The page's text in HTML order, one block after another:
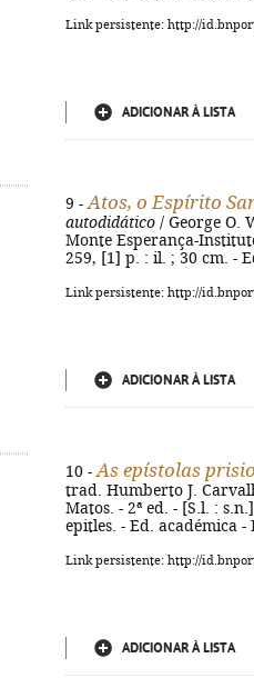
Link persistente: http://
ADICIONAR À LISTA
9 - Atos, o Espírito
autodidático / George O.
Monte Esperança-
259, [1] p. : il. ; 30 cm. -
Link persistente: http://
ADICIONAR À LISTA
10 - As epístolas
trad. Humberto J.
Matos. - 2ª ed. - [S.l. :
epitles. - Ed. académica -
Link persistente: http://
ADICIONAR À LISTA